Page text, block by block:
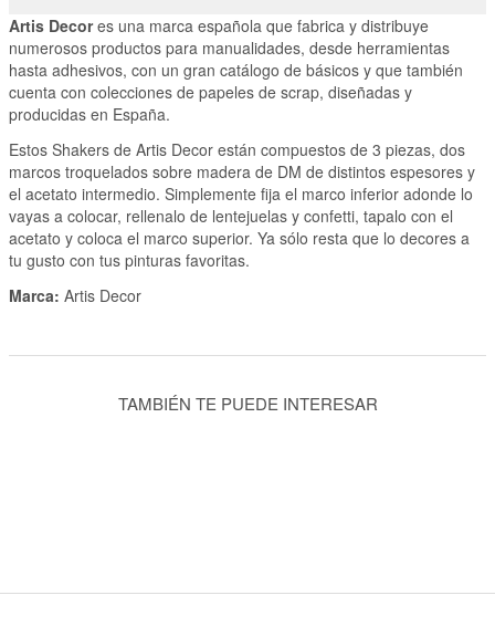
Artis Decores una marca española que fabrica y distribuye
numerosos productos para manualidades, desde herramientas
hasta adhesivos, con un gran catálogo de básicos y que también
cuenta con colecciones de papeles de scrap, diseñadas y
producidas en España.
Estos Shakers de Artis Decor están compuestos de 3 piezas, dos
marcos troquelados sobre madera de DM de distintos espesores y
el acetato intermedio. Simplemente fija el marco inferior adonde lo
vayas a colocar, rellenalo de lentejuelas y confetti, tapalo con el
acetato y coloca el marco superior. Ya sólo resta que lo decores a
tu gusto con tus pinturas favoritas.
Marca: Artis Decor
TAMBIÉN TE PUEDE INTERESAR